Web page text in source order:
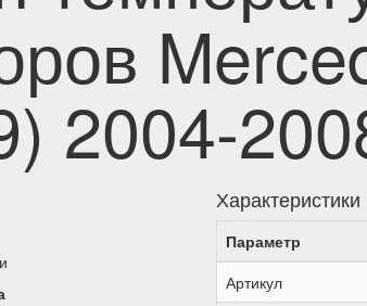
2004-
Характеристики
Параметр
Артикул